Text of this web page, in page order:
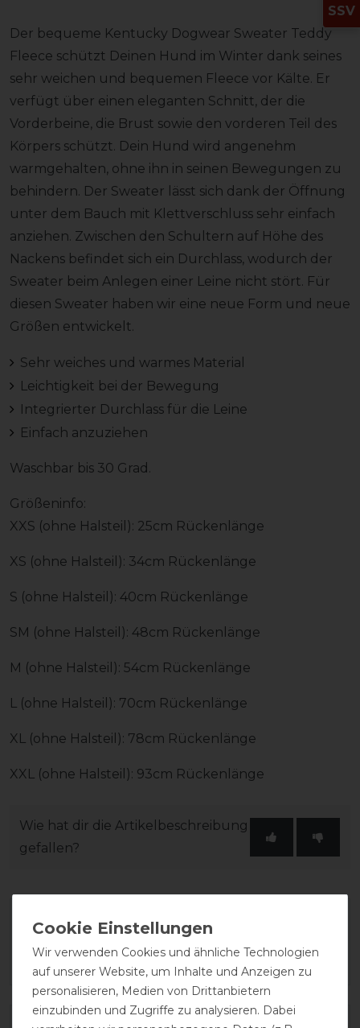
Der bequeme Kentucky Dogwear Sweater Teddy
Fleece schützt Deinen Hund im Winter dank seines
sehr weichen und bequemen Fleece vor Kälte. Er
verfügt über einen eleganten Schnitt, der die
Vorderbeine, die Brust sowie den vorderen Teil des
Körpers schützt. Dein Hund wird angenehm
warmgehalten, ohne ihn in seinen Bewegungen zu
behindern. Der Sweater lässt sich dank der Öffnung
unter dem Bauch mit Klettverschluss sehr einfach
anziehen. Zwischen den Schultern auf Höhe des
Nackens befindet sich ein Durchlass, wodurch der
Sweater beim Anlegen einer Leine nicht stört. Für
diesen Sweater haben wir eine neue Form und neue
Größen entwickelt.
Sehr weiches und warmes Material
Leichtigkeit bei der Bewegung
Integrierter Durchlass für die Leine
Einfach anzuziehen
Waschbar bis 30 Grad.
Größeninfo:
XXS (ohne Halsteil): 25cm Rückenlänge
XS (ohne Halsteil): 34cm Rückenlänge
S (ohne Halsteil): 40cm Rückenlänge
SM (ohne Halsteil): 48cm Rückenlänge
M (ohne Halsteil): 54cm Rückenlänge
L (ohne Halsteil): 70cm Rückenlänge
XL (ohne Halsteil): 78cm Rückenlänge
XXL (ohne Halsteil): 93cm Rückenlänge
Wie hat dir die Artikelbeschreibung
gefallen?
Varianten-ID: 203808
SSV
Wir verwenden Cookies und ähnliche Technologien
auf unserer Website, um Inhalte und Anzeigen zu
personalisieren, Medien von Drittanbietern
einzubinden und Zugriffe zu analysieren. Dabei